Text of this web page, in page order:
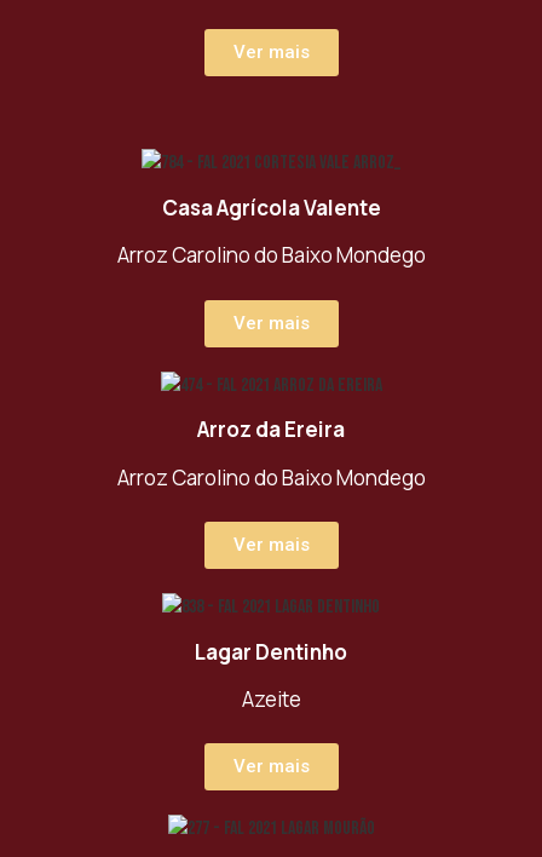
Ver mais
Casa Agrícola Valente
Arroz Carolino do Baixo Mondego
Ver mais
Arroz da Ereira
Arroz Carolino do Baixo Mondego
Ver mais
Lagar Dentinho
Azeite
Ver mais